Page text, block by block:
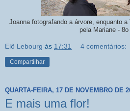
Joanna fotografando a árvore, enquanto
pela Mariane - 8o
Elô Lebourg às 17:31 4 comentários:
Compartilhar
QUARTA-FEIRA, 17 DE NOVEMBRO DE
E mais uma flor!